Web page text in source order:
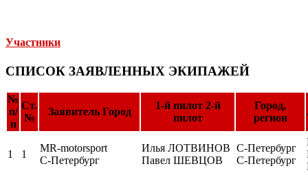
Участники
СПИСОК ЗАЯВЛЕННЫХ ЭКИПАЖЕЙ
№
п/
п
Ст.
№
Заявитель Город
1-й пилот 2-й
пилот
Город,
регион
1 1
MR-motorsport
С-Петербург
Илья ЛОТВИНОВ
Павел ШЕВЦОВ
С-Петербург
С-Петербург